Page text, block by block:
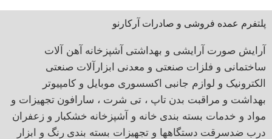
پلتفرم عمده فروشی و صادرات آرکارنو
آرایش صورت آرایشی و بهداشتی آشپزخانه آهن آلات
ساختمانی و فلزات صنعتی و معدنی ابزارآلات صنعتی
الکترونیک و لوازم جانبی اکسسوری موبایل و کامپیوتر
بهداشت و مراقبت بدن تاپ ، تی شرت ، سارافون تجهیزات و
مواد و خدمات بسته بندی خانه و آشپزخانه خشکبار و زعفران
درب ضدسرقت دستگاهها و تجهیزات بسته بندی رنگ و ابزار